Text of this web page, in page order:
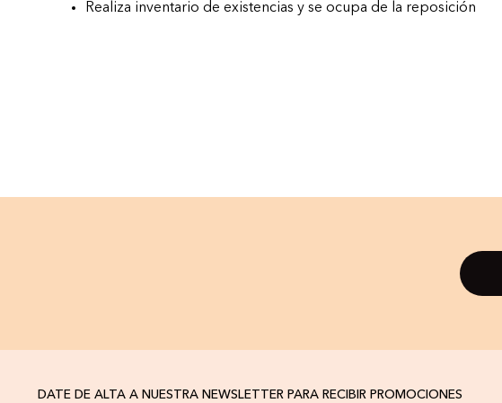
Realiza inventario de existencias y se ocupa de la reposición
DATE DE ALTA A NUESTRA NEWSLETTER PARA RECIBIR PROMOCIONES